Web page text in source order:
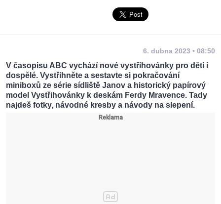
6. dubna 2023 • 08:50
V časopisu ABC vychází nové vystřihovánky pro děti i
dospělé. Vystřihněte a sestavte si pokračování
miniboxů ze série sídliště Janov a historický papírový
model Vystřihovánky k deskám Ferdy Mravence. Tady
najdeš fotky, návodné kresby a návody na slepení.